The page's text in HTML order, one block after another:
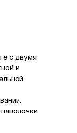
с двумя
и